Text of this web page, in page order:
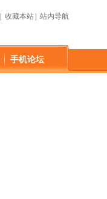
收藏本站 站内导航
手机论坛